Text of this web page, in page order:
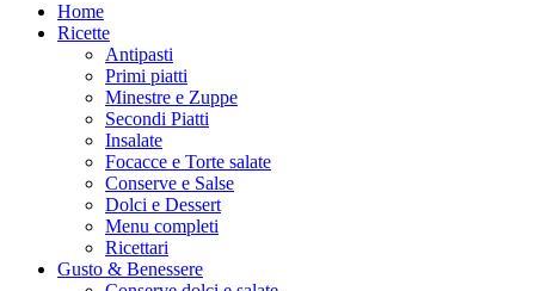
Home
Ricette
Antipasti
Primi piatti
Minestre e Zuppe
Secondi Piatti
Insalate
Focacce e Torte salate
Conserve e Salse
Dolci e Dessert
Menu completi
Ricettari
Gusto & Benessere